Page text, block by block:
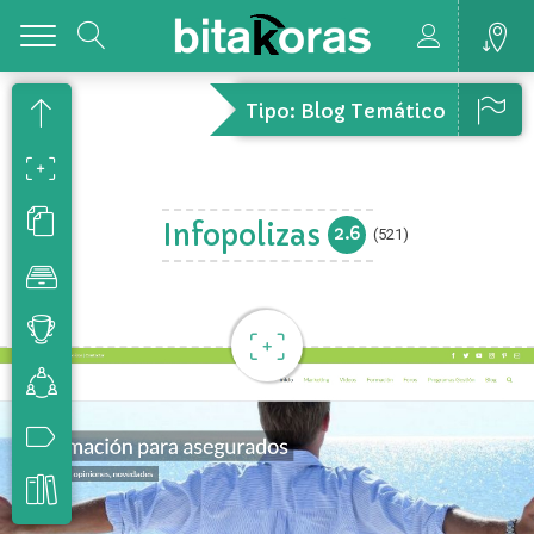
Tipo: Blog Temático
Infopolizas 2.6 (521)